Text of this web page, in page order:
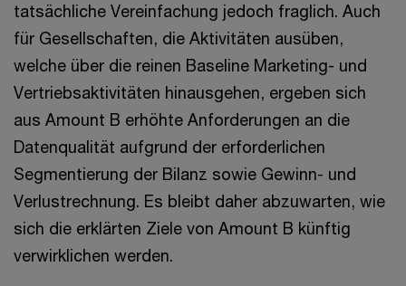
tatsächliche Vereinfachung jedoch fraglich. Auch
für Gesellschaften, die Aktivitäten ausüben,
welche über die reinen Baseline Marketing- und
Vertriebsaktivitäten hinausgehen, ergeben sich
aus Amount B erhöhte Anforderungen an die
Datenqualität aufgrund der erforderlichen
Segmentierung der Bilanz sowie Gewinn- und
Verlustrechnung. Es bleibt daher abzuwarten, wie
sich die erklärten Ziele von Amount B künftig
verwirklichen werden.